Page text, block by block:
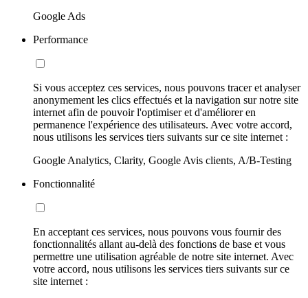
Google Ads
Performance
Si vous acceptez ces services, nous pouvons tracer et analyser
anonymement les clics effectués et la navigation sur notre site
internet afin de pouvoir l'optimiser et d'améliorer en
permanence l'expérience des utilisateurs. Avec votre accord,
nous utilisons les services tiers suivants sur ce site internet :
Google Analytics, Clarity, Google Avis clients, A/B-Testing
Fonctionnalité
En acceptant ces services, nous pouvons vous fournir des
fonctionnalités allant au-delà des fonctions de base et vous
permettre une utilisation agréable de notre site internet. Avec
votre accord, nous utilisons les services tiers suivants sur ce
site internet :